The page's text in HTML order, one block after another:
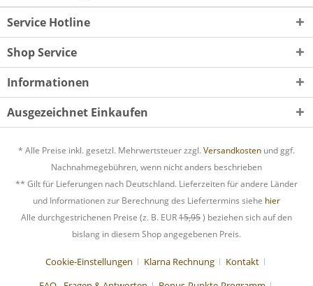
Service Hotline
Shop Service
Informationen
Ausgezeichnet Einkaufen
* Alle Preise inkl. gesetzl. Mehrwertsteuer zzgl. Versandkosten und ggf.
Nachnahmegebühren, wenn nicht anders beschrieben
** Gilt für Lieferungen nach Deutschland. Lieferzeiten für andere Länder
und Informationen zur Berechnung des Liefertermins siehe hier
Alle durchgestrichenen Preise (z. B. EUR15,95) beziehen sich auf den
bislang in diesem Shop angegebenen Preis.
Cookie-Einstellungen Klarna Rechnung
Kontakt